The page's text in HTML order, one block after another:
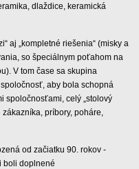
dlaždice, keramická
aj „kompletné riešenia“ (misky a
so špeciálnym poťahom na
V tom čase sa skupina
aby bola schopná
spoločnosťami, celý „stolový
príbory, poháre,
od začiatku 90. rokov -
boli doplnené